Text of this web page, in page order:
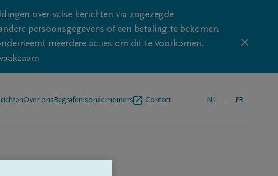
over valse berichten via zogezegde
persoonsgegevens of een betaling te bekomen.
meerdere acties om dit te voorkomen.
Over ons Begrafenisondernemers Contact NL FR